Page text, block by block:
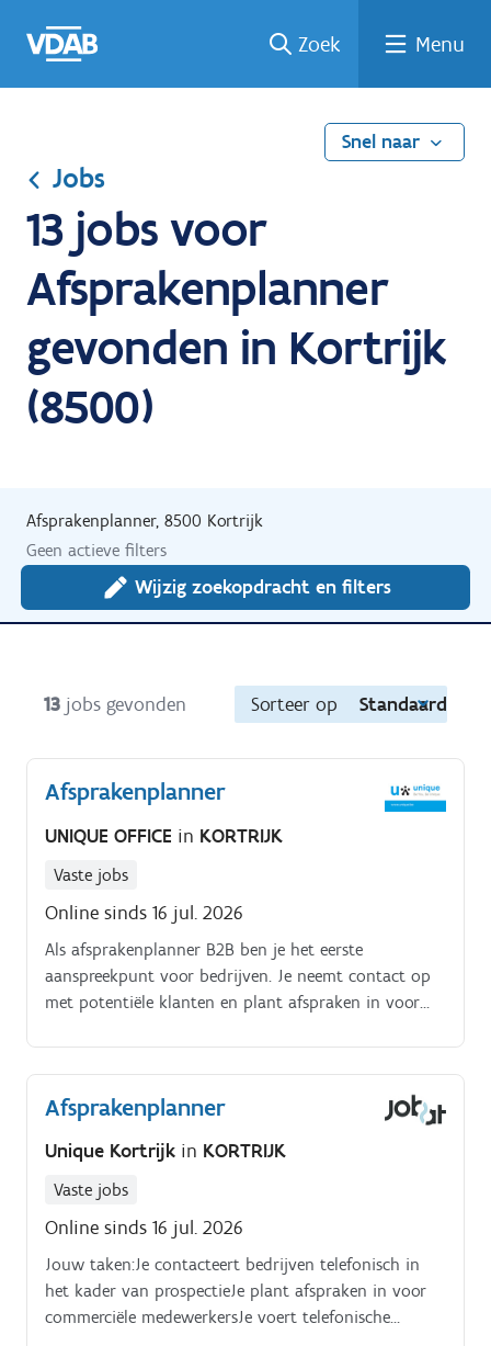
naar
een
een
job
naar
Zoek Menu
Snel naar
Jobs
13 jobs voor
Afsprakenplanner
gevonden in Kortrijk
(8500)
Afsprakenplanner, 8500 Kortrijk
Geen actieve filters
Wijzig zoekopdracht en filters
13 jobs gevonden Sorteer op Standaard
Afsprakenplanner
UNIQUE OFFICE in KORTRIJK
Vaste jobs
Online sinds 16 jul. 2026
Als afsprakenplanner B2B ben je het eerste
aanspreekpunt voor bedrijven. Je neemt contact op
met potentiële klanten en plant afspraken in voor
Afsprakenplanner
Unique Kortrijk in KORTRIJK
Vaste jobs
Online sinds 16 jul. 2026
Jouw taken:Je contacteert bedrijven telefonisch in
het kader van prospectieJe plant afspraken in voor
commerciële medewerkersJe voert telefonische